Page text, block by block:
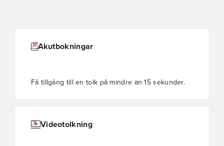
Akutbokningar
Få tillgång till en tolk på mindre än 15 sekunder.
Videotolkning